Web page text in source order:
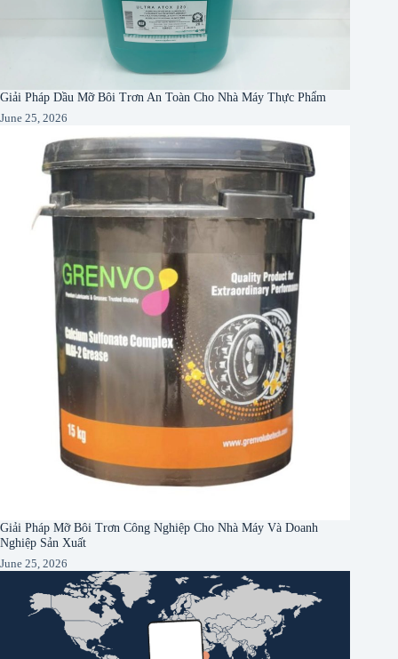
Giải Pháp Dầu Mỡ Bôi Trơn An Toàn Cho Nhà Máy Thực Phẩm
June 25, 2026
Giải Pháp Mỡ Bôi Trơn Công Nghiệp Cho Nhà Máy Và Doanh
Nghiệp Sản Xuất
June 25, 2026